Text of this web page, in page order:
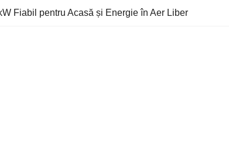
Fiabil pentru Acasă și Energie în Aer Liber